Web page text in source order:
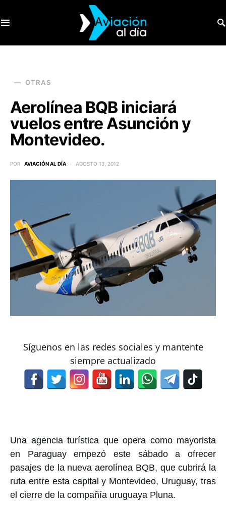
OTRAS
Aerolínea BQB iniciará
vuelos entre Asunción y
Montevideo.
POR AVIACIÓN AL DÍA AGOSTO 13, 2012
Síguenos en las redes sociales y mantente
siempre actualizado
Una agencia turística que opera como mayorista
en Paraguay empezó este sábado a ofrecer
pasajes de la nueva aerolínea BQB, que cubrirá la
ruta entre esta capital y Montevideo, Uruguay, tras
el cierre de la compañía uruguaya Pluna.